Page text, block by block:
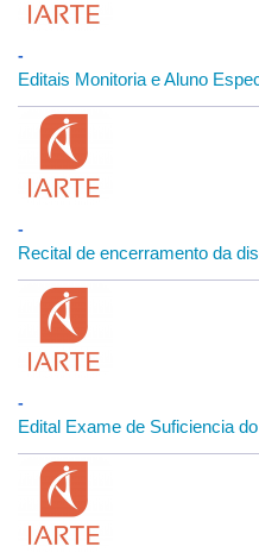
-
Editais Monitoria e Aluno
-
Recital de encerramento da
-
Edital Exame de Suficiencia